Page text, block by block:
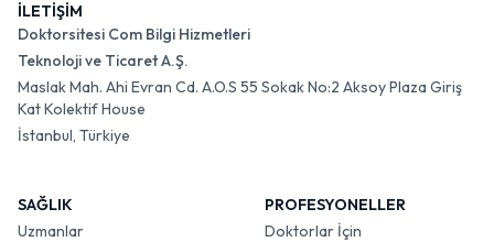
İLETİŞİM
Doktorsitesi Com Bilgi Hizmetleri
Teknoloji ve Ticaret A.Ş.
Maslak Mah. Ahi Evran Cd. A.O.S 55 Sokak No:2 Aksoy Plaza Giriş
Kat Kolektif House
İstanbul, Türkiye
SAĞLIK
Uzmanlar
PROFESYONELLER
Doktorlar İçin